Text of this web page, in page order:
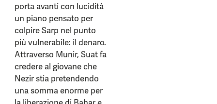
porta avanti con lucidità
un piano pensato per
colpire Sarp nel punto
più vulnerabile: il denaro.
Attraverso Munir, Suat fa
credere al giovane che
Nezir stia pretendendo
una somma enorme per